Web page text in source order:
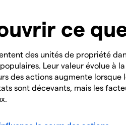
ce
des unités de propriété
Leur valeur évolue à
des actions augmente
sont décevants, mais les